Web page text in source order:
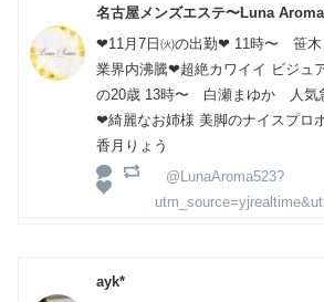
名古屋メンズエステ〜Luna
❤11月7日㈫の出勤❤ 11時〜 笹
業界内沸騰❤超絶カワイイ ビジュ
の20歳 13時〜 白瀬まゆか 人気
❤綺麗なお姉様 美脚のナイスプロ
香月りょう
@LunaAroma523?
ayk*